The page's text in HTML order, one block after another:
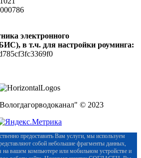
электронного
в т.ч. для настройки роуминга:
© 2023
предоставить Вам услуги, мы используем
собой небольшие фрагменты данных,
на вашем компьютере или мобильном устройстве и